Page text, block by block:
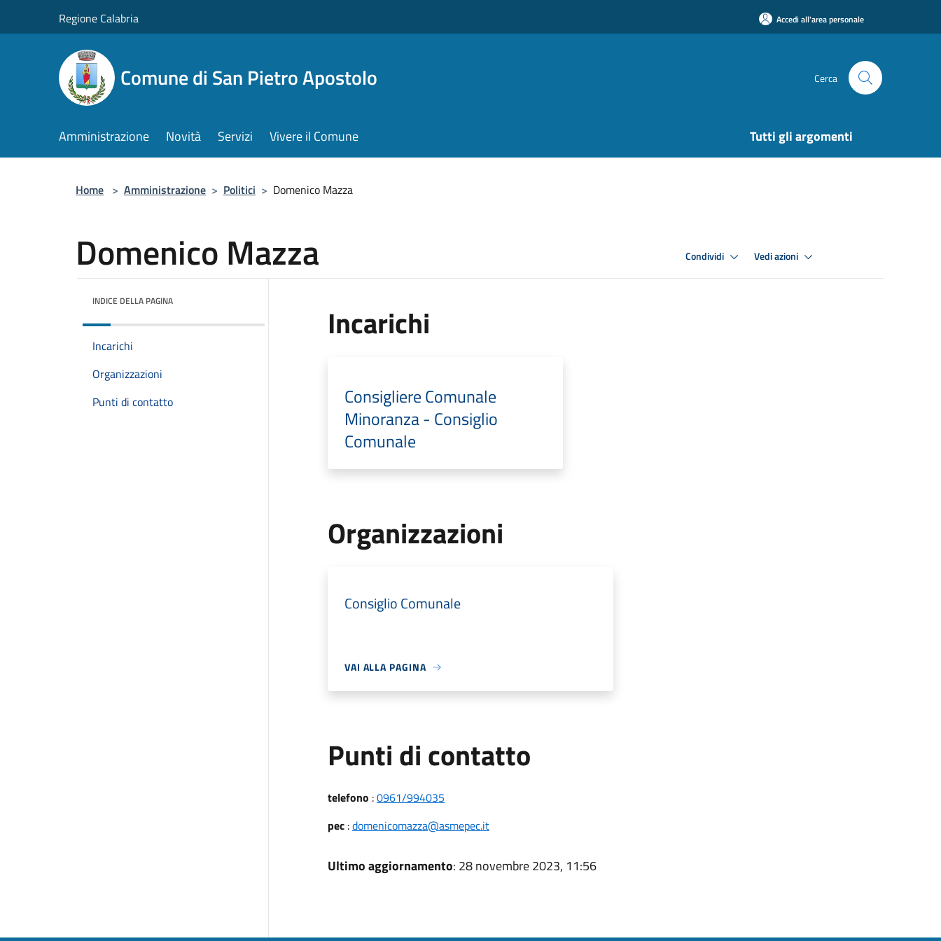
Regione Calabria Accedi all'area personale
Comune di San Pietro Apostolo Cerca
Amministrazione Novità Servizi Vivere il Comune Tutti gli argomenti
Home > Amministrazione > Politici > Domenico Mazza
Domenico Mazza Condividi Vedi azioni
INDICE DELLA PAGINA
Incarichi
Organizzazioni
Punti di contatto
Incarichi
Consigliere Comunale
Minoranza - Consiglio
Comunale
Organizzazioni
Consiglio Comunale
VAI ALLA PAGINA
Punti di contatto
telefono :0961/994035
pec:domenicomazza@asmepec.it
Ultimo aggiornamento: 28 novembre 2023, 11:56